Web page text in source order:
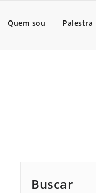
Quem sou Palestra
Buscar